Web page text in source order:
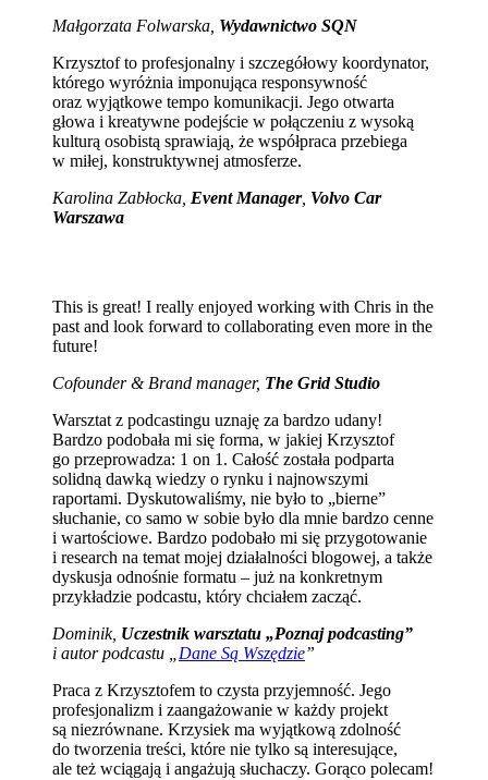
Małgorzata Folwarska, Wydawnictwo SQN
Krzysztof to profesjonalny i szczegółowy koordynator,
którego wyróżnia imponująca responsywność
oraz wyjątkowe tempo komunikacji. Jego otwarta
głowa i kreatywne podejście w połączeniu z wysoką
kulturą osobistą sprawiają, że współpraca przebiega
w miłej, konstruktywnej atmosferze.
Karolina Zabłocka, Event Manager, Volvo Car
Warszawa
This is great! I really enjoyed working with Chris in the
past and look forward to collaborating even more in the
future!
Cofounder & Brand manager, The Grid Studio
Warsztat z podcastingu uznaję za bardzo udany!
Bardzo podobała mi się forma, w jakiej Krzysztof
go przeprowadza: 1 on 1. Całość została podparta
solidną dawką wiedzy o rynku i najnowszymi
raportami. Dyskutowaliśmy, nie było to „bierne”
słuchanie, co samo w sobie było dla mnie bardzo cenne
i wartościowe. Bardzo podobało mi się przygotowanie
i research na temat mojej działalności blogowej, a także
dyskusja odnośnie formatu – już na konkretnym
przykładzie podcastu, który chciałem zacząć.
Dominik, Uczestnik warsztatu „Poznaj podcasting”
i autor podcastu „ Dane Są Wszędzie”
Praca z Krzysztofem to czysta przyjemność. Jego
profesjonalizm i zaangażowanie w każdy projekt
są niezrównane. Krzysiek ma wyjątkową zdolność
do tworzenia treści, które nie tylko są interesujące,
ale też wciągają i angażują słuchaczy. Gorąco polecam!